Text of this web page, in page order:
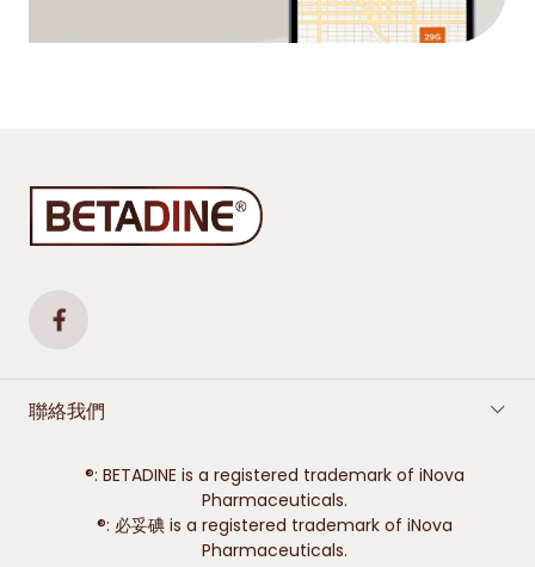
聯絡我們
®: BETADINE is a registered trademark of iNova
Pharmaceuticals.
®: 必妥碘 is a registered trademark of iNova
Pharmaceuticals.